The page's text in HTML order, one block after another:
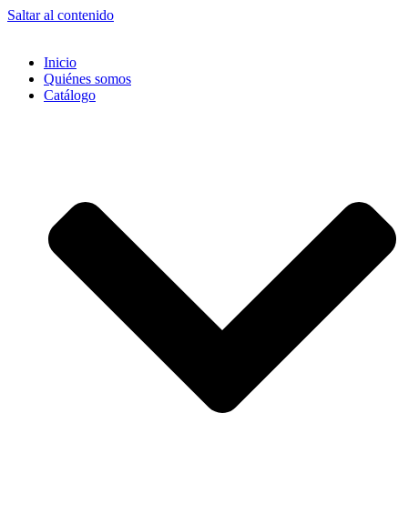
Saltar al contenido
Inicio
Quiénes somos
Catálogo